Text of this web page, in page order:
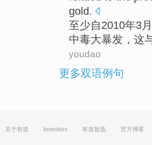
gold.
至少自2010年3月
中毒大暴发 ， 这
youdao
更多双语例句
关于有道 Investors 有道智选 官方博客